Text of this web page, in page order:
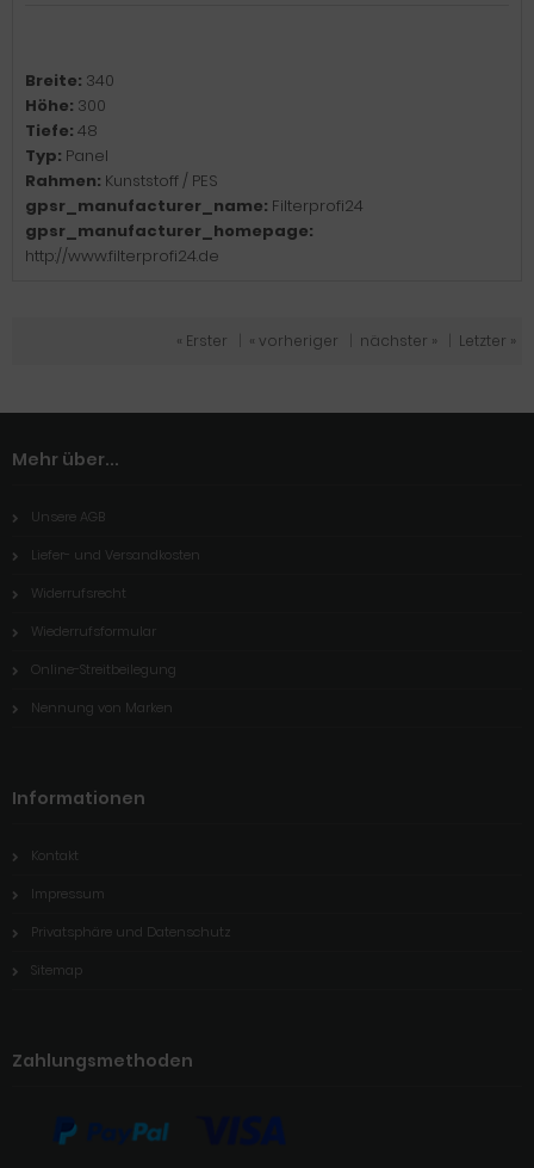
Breite: 340
Höhe: 300
Tiefe: 48
Typ: Panel
Rahmen: Kunststoff / PES
gpsr_manufacturer_name: Filterprofi24
gpsr_manufacturer_homepage:
http://www.filterprofi24.de
« Erster « vorheriger nächster » Letzter »
Mehr über...
Unsere AGB
Liefer- und Versandkosten
Widerrufsrecht
Wiederrufsformular
Online-Streitbeilegung
Nennung von Marken
Informationen
Kontakt
Impressum
Privatsphäre und Datenschutz
Sitemap
Zahlungsmethoden